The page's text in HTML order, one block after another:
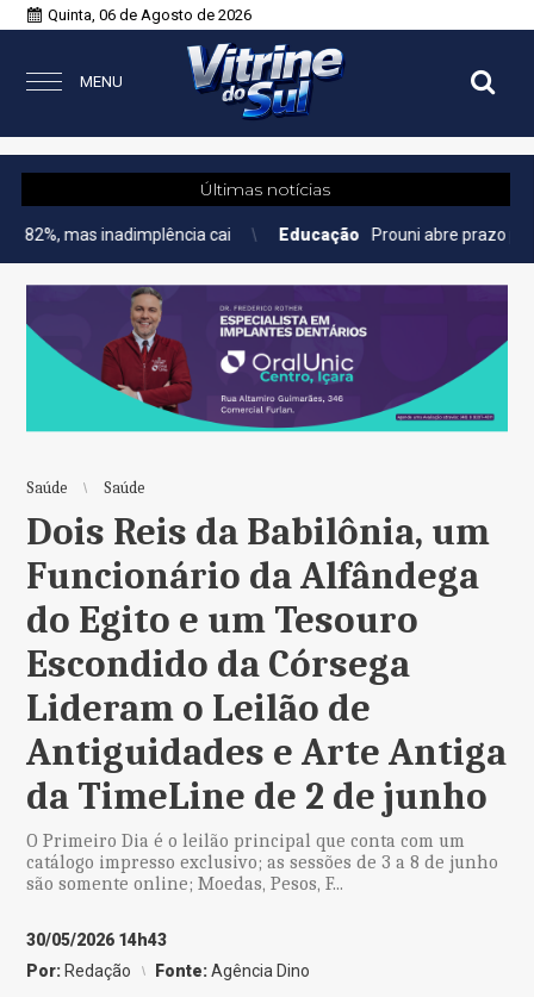
Quinta, 06 de Agosto de 2026
MENU
Últimas notícias
inadimplência cai Educação Prouni abre prazo para
Saúde Saúde
Dois Reis da Babilônia, um
Funcionário da Alfândega
do Egito e um Tesouro
Escondido da Córsega
Lideram o Leilão de
Antiguidades e Arte Antiga
da TimeLine de 2 de junho
O Primeiro Dia é o leilão principal que conta com um
catálogo impresso exclusivo; as sessões de 3 a 8 de junho
são somente online; Moedas, Pesos, F...
30/05/2026 14h43
Por: Redação Fonte:Agência Dino